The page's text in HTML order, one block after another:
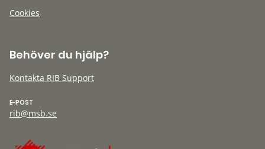
Cookies
Behöver du hjälp?
Kontakta RIB Support
E-POST
rib@msb.se